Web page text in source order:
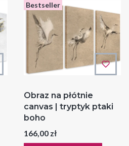
Bestseller
Obraz na płótnie
canvas | tryptyk ptaki
boho
Cena
166,00 zł